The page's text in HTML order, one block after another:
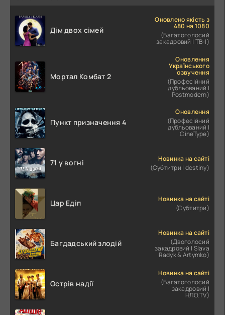
Дім двох сімей
Оновлено якість з
480 на 1080
(Багатоголосий
закадровий | ТВ-І)
Мортал Комбат 2
Оновлення
Українського
озвучення
(Професійний
дубльований |
Postmodern)
Пункт призначення 4
Оновлення
(Професійний
дубльований |
CineType)
71 у вогні
Новинка на сайті
(Субтитри | destiny)
Цар Едіп
Новинка на сайті
(Субтитри)
Багдадський злодій
Новинка на сайті
(Двоголосий
закадровий | Slava
Radyk & Artymko)
Острів надії
Новинка на сайті
(Багатоголосий
закадровий |
НЛО.TV)